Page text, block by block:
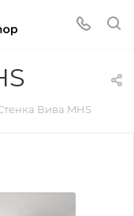
Вива MHS